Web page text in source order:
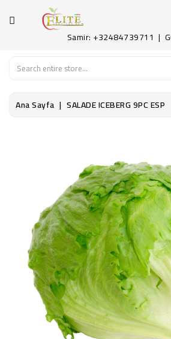
KATEGORI
SAYFA
KONTAKT
Samir: +32484739711 |
Ana Sayfa SALADE ICEBERG 9PC ESP